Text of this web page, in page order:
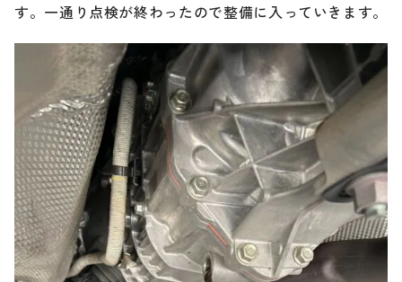
す。一通り点検が終わったので整備に入っていきます。